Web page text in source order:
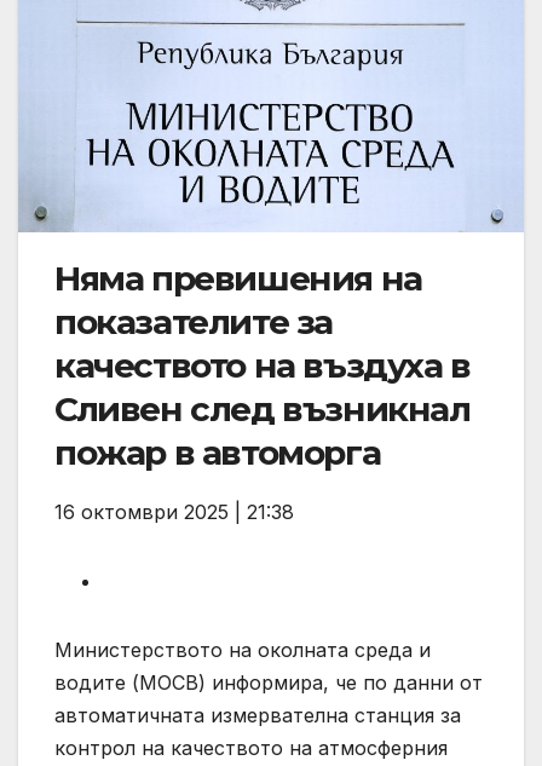
Няма превишения на
показателите за
качеството на въздуха в
Сливен след възникнал
пожар в автоморга
16 октомври 2025 | 21:38
Министерството на околната среда и
водите (МОСВ) информира, че по данни от
автоматичната измервателна станция за
контрол на качеството на атмосферния